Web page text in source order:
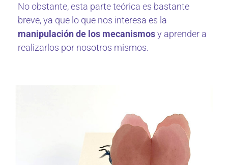
No obstante, esta parte teórica es bastante
breve, ya que lo que nos interesa es la
manipulación de los mecanismosy aprender a
realizarlos por nosotros mismos.